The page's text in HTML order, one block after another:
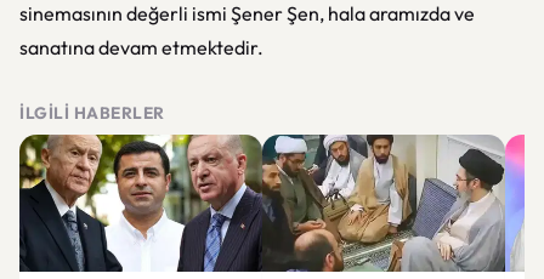
sinemasının değerli ismi Şener Şen, hala aramızda ve
sanatına devam etmektedir.
İLGILI HABERLER